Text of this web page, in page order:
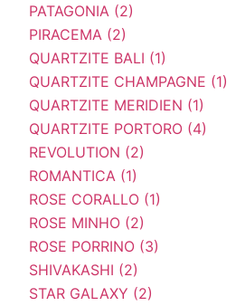
PATAGONIA (2)
PIRACEMA (2)
QUARTZITE BALI (1)
QUARTZITE CHAMPAGNE (1)
QUARTZITE MERIDIEN (1)
QUARTZITE PORTORO (4)
REVOLUTION (2)
ROMANTICA (1)
ROSE CORALLO (1)
ROSE MINHO (2)
ROSE PORRINO (3)
SHIVAKASHI (2)
STAR GALAXY (2)